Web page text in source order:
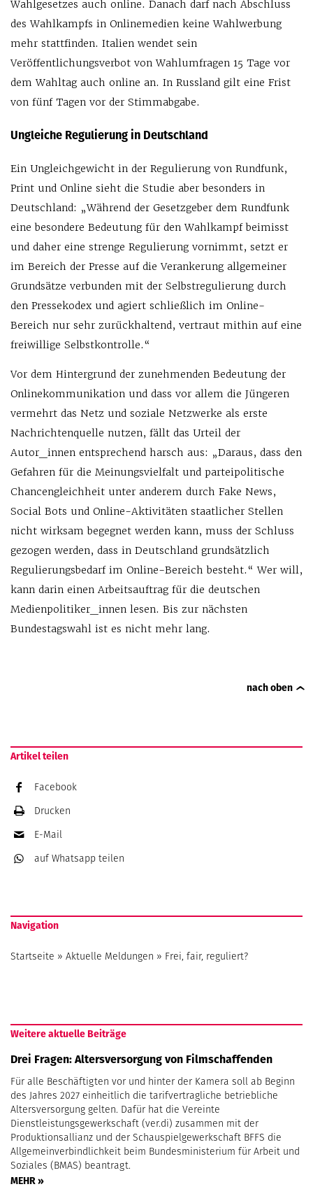
Wahlgesetzes auch online. Danach darf nach Abschluss
des Wahlkampfs in Onlinemedien keine Wahlwerbung
mehr stattfinden. Italien wendet sein
Veröffentlichungsverbot von Wahlumfragen 15 Tage vor
dem Wahltag auch online an. In Russland gilt eine Frist
von fünf Tagen vor der Stimmabgabe.
Ungleiche Regulierung in Deutschland
Ein Ungleichgewicht in der Regulierung von Rundfunk,
Print und Online sieht die Studie aber besonders in
Deutschland: „Während der Gesetzgeber dem Rundfunk
eine besondere Bedeutung für den Wahlkampf beimisst
und daher eine strenge Regulierung vornimmt, setzt er
im Bereich der Presse auf die Verankerung allgemeiner
Grundsätze verbunden mit der Selbstregulierung durch
den Pressekodex und agiert schließlich im Online-
Bereich nur sehr zurückhaltend, vertraut mithin auf eine
freiwillige Selbstkontrolle.“
Vor dem Hintergrund der zunehmenden Bedeutung der
Onlinekommunikation und dass vor allem die Jüngeren
vermehrt das Netz und soziale Netzwerke als erste
Nachrichtenquelle nutzen, fällt das Urteil der
Autor_innen entsprechend harsch aus: „Daraus, dass den
Gefahren für die Meinungsvielfalt und parteipolitische
Chancengleichheit unter anderem durch Fake News,
Social Bots und Online-Aktivitäten staatlicher Stellen
nicht wirksam begegnet werden kann, muss der Schluss
gezogen werden, dass in Deutschland grundsätzlich
Regulierungsbedarf im Online-Bereich besteht.“ Wer will,
kann darin einen Arbeitsauftrag für die deutschen
Medienpolitiker_innen lesen. Bis zur nächsten
Bundestagswahl ist es nicht mehr lang.
nach oben
Artikel teilen
Facebook
Drucken
E-Mail
auf Whatsapp teilen
Navigation
Startseite » Aktuelle Meldungen » Frei, fair, reguliert?
Weitere aktuelle Beiträge
Drei Fragen: Altersversorgung von Filmschaffenden
Für alle Beschäftigten vor und hinter der Kamera soll ab Beginn
des Jahres 2027 einheitlich die tarifvertragliche betriebliche
Altersversorgung gelten. Dafür hat die Vereinte
Dienstleistungsgewerkschaft (ver.di) zusammen mit der
Produktionsallianz und der Schauspielgewerkschaft BFFS die
Allgemeinverbindlichkeit beim Bundesministerium für Arbeit und
Soziales (BMAS) beantragt.
MEHR »